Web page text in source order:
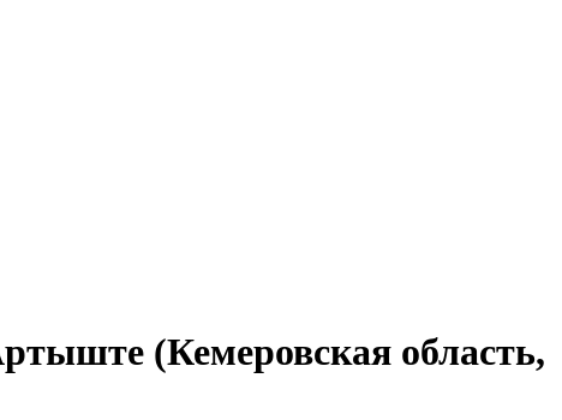
(Кемеровская область,